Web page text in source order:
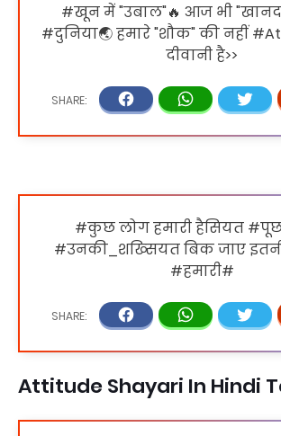
#खून में "उबाल"🔥 आज भी
#दुनिया🌏 हमारे "शौक" की नहीं
दीवानी है>>
#कुछ लोग हमारी हैसियत
#उनकी_शख्सियत बिक जाए
#हमारी#
Attitude Shayari In Hindi